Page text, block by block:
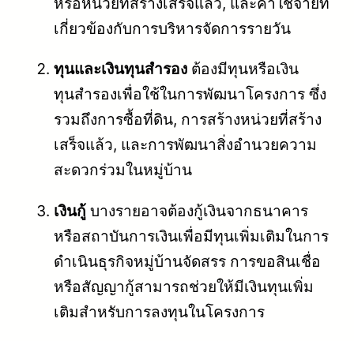
เกี่ยวข้องกับการบริหารจัดการรายวัน
ทุนและเงินทุนสำรอง ต้องมีทุนหรือเงิน
ทุนสำรองเพื่อใช้ในการพัฒนาโครงการ ซึ่ง
รวมถึงการซื้อที่ดิน, การสร้างหน่วยที่สร้าง
เสร็จแล้ว, และการพัฒนาสิ่งอำนวยความ
สะดวกร่วมในหมู่บ้าน
เงินกู้ บางรายอาจต้องกู้เงินจากธนาคาร
หรือสถาบันการเงินเพื่อมีทุนเพิ่มเติมในการ
ดำเนินธุรกิจหมู่บ้านจัดสรร การขอสินเชื่อ
หรือสัญญากู้สามารถช่วยให้มีเงินทุนเพิ่ม
เติมสำหรับการลงทุนในโครงการ